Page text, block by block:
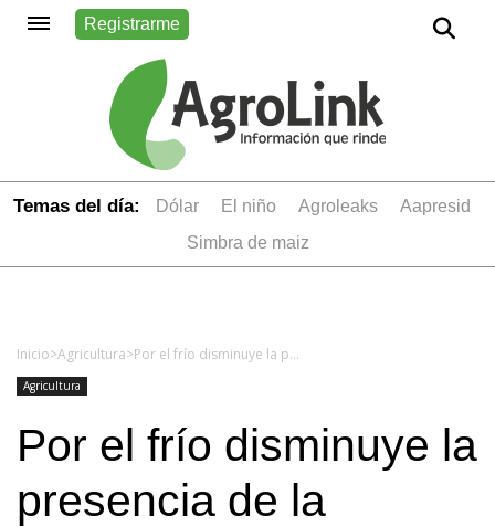
Registrarme
Temas del día: dólar el niño Agroleaks
aapresid
simbra de maiz
Inicio>Agricultura> Por el frío disminuye la presencia de la chicharrita del maíz en algunas regiones de Argentina, pero recomiendan seguir monitoreando
Agricultura
Por el frío disminuye la
presencia de la